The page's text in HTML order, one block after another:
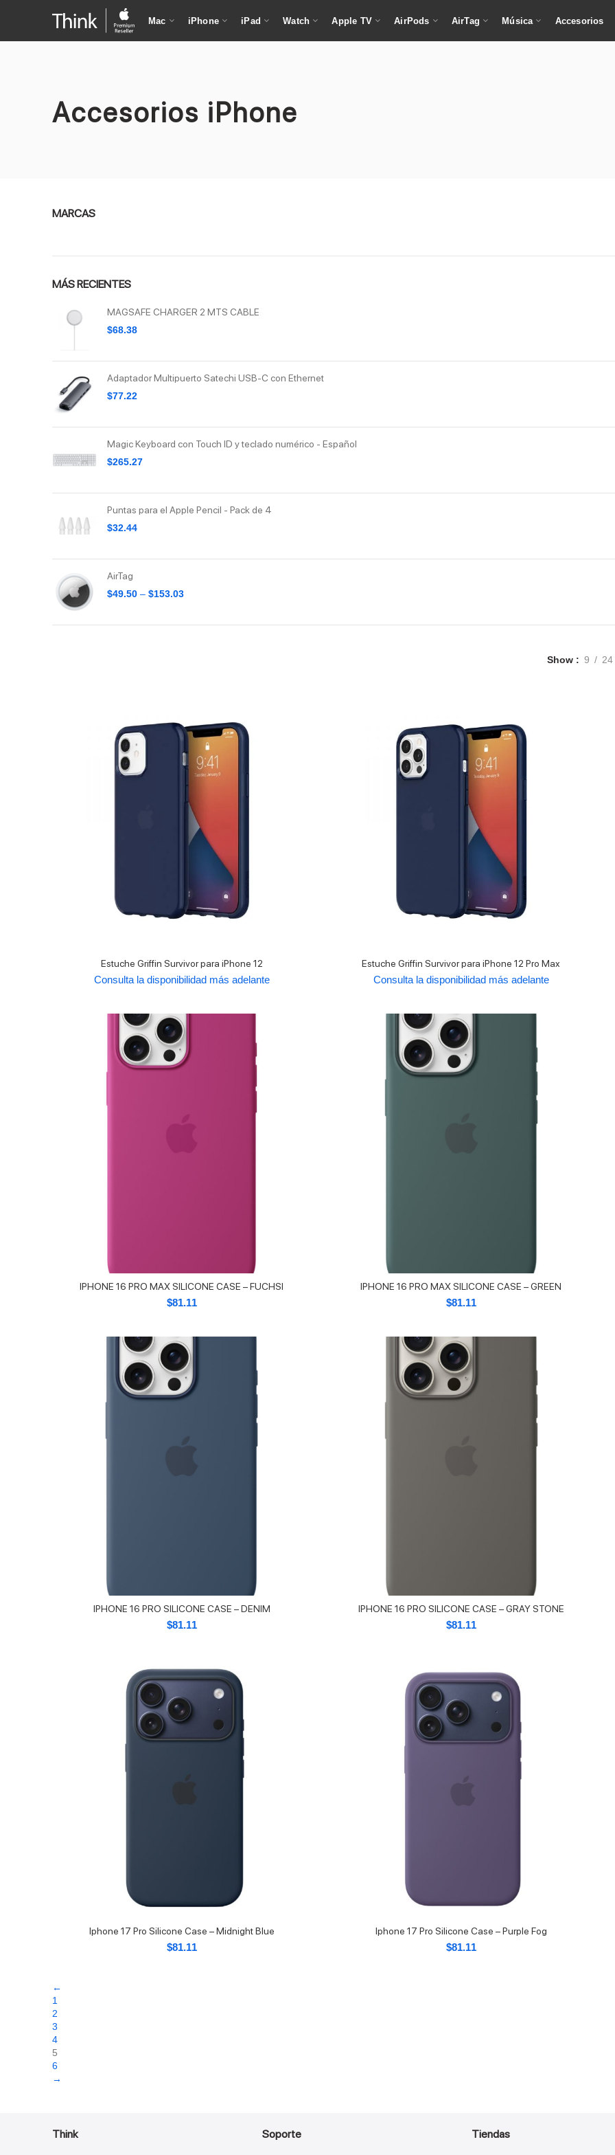
Mac iPhone iPad Watch Apple TV AirPods AirTag Música Accesorios
Accesorios iPhone
MARCAS
Griffin
Patchworks
Speck
MÁS RECIENTES
MAGSAFE CHARGER 2 MTS CABLE
$68.38
Adaptador Multipuerto Satechi USB-C con Ethernet
$77.22
Magic Keyboard con Touch ID y teclado numérico - Español
$265.27
Puntas para el Apple Pencil - Pack de 4
$32.44
AirTag
$49.50 – $153.03
Show 9 24
Estuche Griffin Survivor para iPhone 12
Consulta la disponibilidad más adelante
Estuche Griffin Survivor para iPhone 12 Pro Max
Consulta la disponibilidad más adelante
IPHONE 16 PRO MAX SILICONE CASE – FUCHSI
$81.11
IPHONE 16 PRO MAX SILICONE CASE – GREEN
$81.11
IPHONE 16 PRO SILICONE CASE – DENIM
$81.11
IPHONE 16 PRO SILICONE CASE – GRAY STONE
$81.11
Iphone 17 Pro Silicone Case – Midnight Blue
$81.11
Iphone 17 Pro Silicone Case – Purple Fog
$81.11
←
1
2
3
4
5
6
→
Think Soporte Tiendas